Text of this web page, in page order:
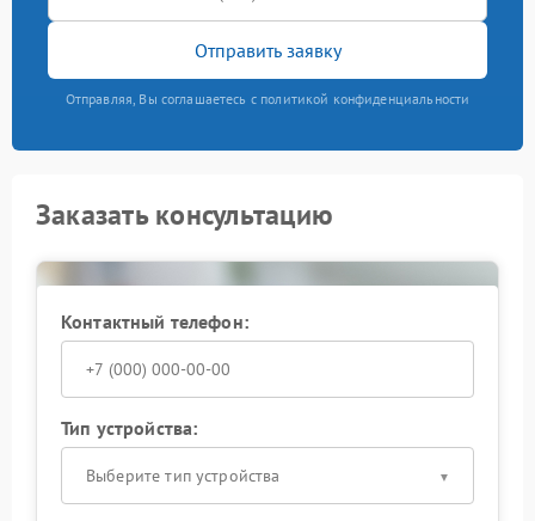
Отправить заявку
Отправляя, Вы соглашаетесь с политикой конфиденциальности
Заказать консультацию
Контактный телефон:
Тип устройства:
Выберите тип устройства